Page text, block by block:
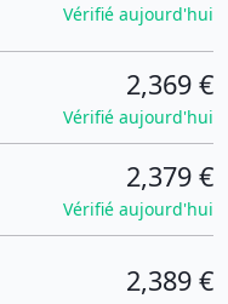
Vérifié aujourd'hui
2,369 €
Vérifié aujourd'hui
2,379 €
Vérifié aujourd'hui
2,389 €